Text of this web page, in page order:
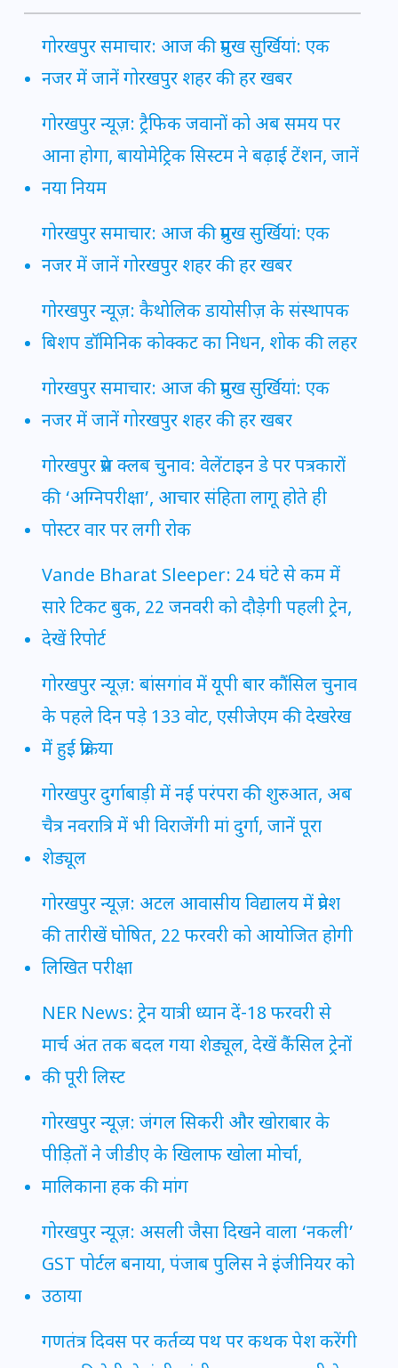
गोरखपुर समाचार: आज की प्रमुख सुर्खियां: एक
नजर में जानें गोरखपुर शहर की हर खबर
गोरखपुर न्यूज़: ट्रैफिक जवानों को अब समय पर
आना होगा, बायोमेट्रिक सिस्टम ने बढ़ाई टेंशन, जानें
नया नियम
गोरखपुर समाचार: आज की प्रमुख सुर्खियां: एक
नजर में जानें गोरखपुर शहर की हर खबर
गोरखपुर न्यूज़: कैथोलिक डायोसीज़ के संस्थापक
बिशप डॉमिनिक कोक्कट का निधन, शोक की लहर
गोरखपुर समाचार: आज की प्रमुख सुर्खियां: एक
नजर में जानें गोरखपुर शहर की हर खबर
गोरखपुर प्रेस क्लब चुनाव: वेलेंटाइन डे पर पत्रकारों
की ‘अग्निपरीक्षा’, आचार संहिता लागू होते ही
पोस्टर वार पर लगी रोक
Vande Bharat Sleeper: 24 घंटे से कम में
सारे टिकट बुक, 22 जनवरी को दौड़ेगी पहली ट्रेन,
देखें रिपोर्ट
गोरखपुर न्यूज़: बांसगांव में यूपी बार कौंसिल चुनाव
के पहले दिन पड़े 133 वोट, एसीजेएम की देखरेख
में हुई प्रक्रिया
गोरखपुर दुर्गाबाड़ी में नई परंपरा की शुरुआत, अब
चैत्र नवरात्रि में भी विराजेंगी मां दुर्गा, जानें पूरा
शेड्यूल
गोरखपुर न्यूज़: अटल आवासीय विद्यालय में प्रवेश
की तारीखें घोषित, 22 फरवरी को आयोजित होगी
लिखित परीक्षा
NER News: ट्रेन यात्री ध्यान दें-18 फरवरी से
मार्च अंत तक बदल गया शेड्यूल, देखें कैंसिल ट्रेनों
की पूरी लिस्ट
गोरखपुर न्यूज़: जंगल सिकरी और खोराबार के
पीड़ितों ने जीडीए के खिलाफ खोला मोर्चा,
मालिकाना हक की मांग
गोरखपुर न्यूज़: असली जैसा दिखने वाला ‘नकली’
GST पोर्टल बनाया, पंजाब पुलिस ने इंजीनियर को
उठाया
गणतंत्र दिवस पर कर्तव्य पथ पर कथक पेश करेंगी